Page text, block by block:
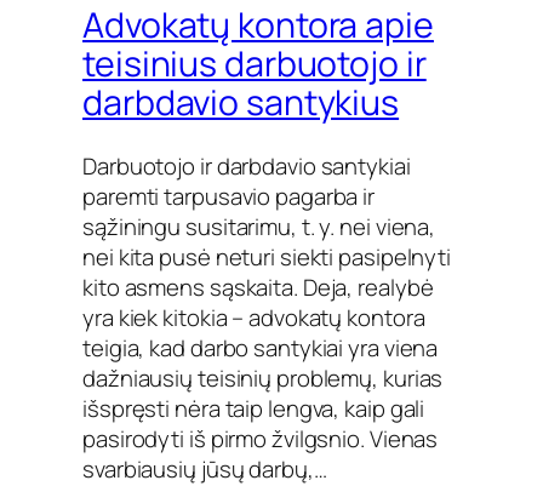
Advokatų kontora apie
teisinius darbuotojo ir
darbdavio santykius
Darbuotojo ir darbdavio santykiai
paremti tarpusavio pagarba ir
sąžiningu susitarimu, t. y. nei viena,
nei kita pusė neturi siekti pasipelnyti
kito asmens sąskaita. Deja, realybė
yra kiek kitokia – advokatų kontora
teigia, kad darbo santykiai yra viena
dažniausių teisinių problemų, kurias
išspręsti nėra taip lengva, kaip gali
pasirodyti iš pirmo žvilgsnio. Vienas
svarbiausių jūsų darbų,…